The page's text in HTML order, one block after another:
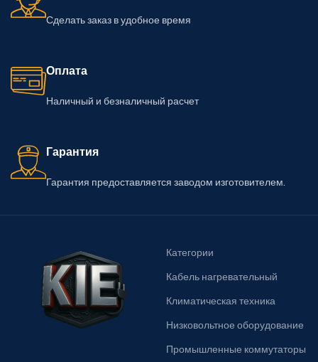
Сделать заказ в удобное время
Оплата
Наличный и безналичный расчет
Гарантия
Гарантия предоставляется заводом изготовителем.
Категории
Кабель нагревательный
Климатическая техника
Низковольтное оборудование
Промышленные коммутаторы